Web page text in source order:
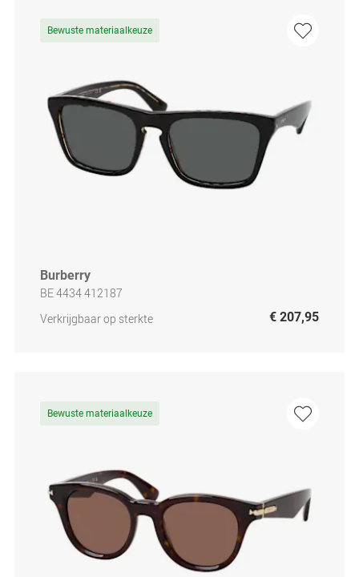
Bewuste materiaalkeuze
Burberry
BE 4434 412187
Verkrijgbaar op sterkte
€ 207,95
Bewuste materiaalkeuze